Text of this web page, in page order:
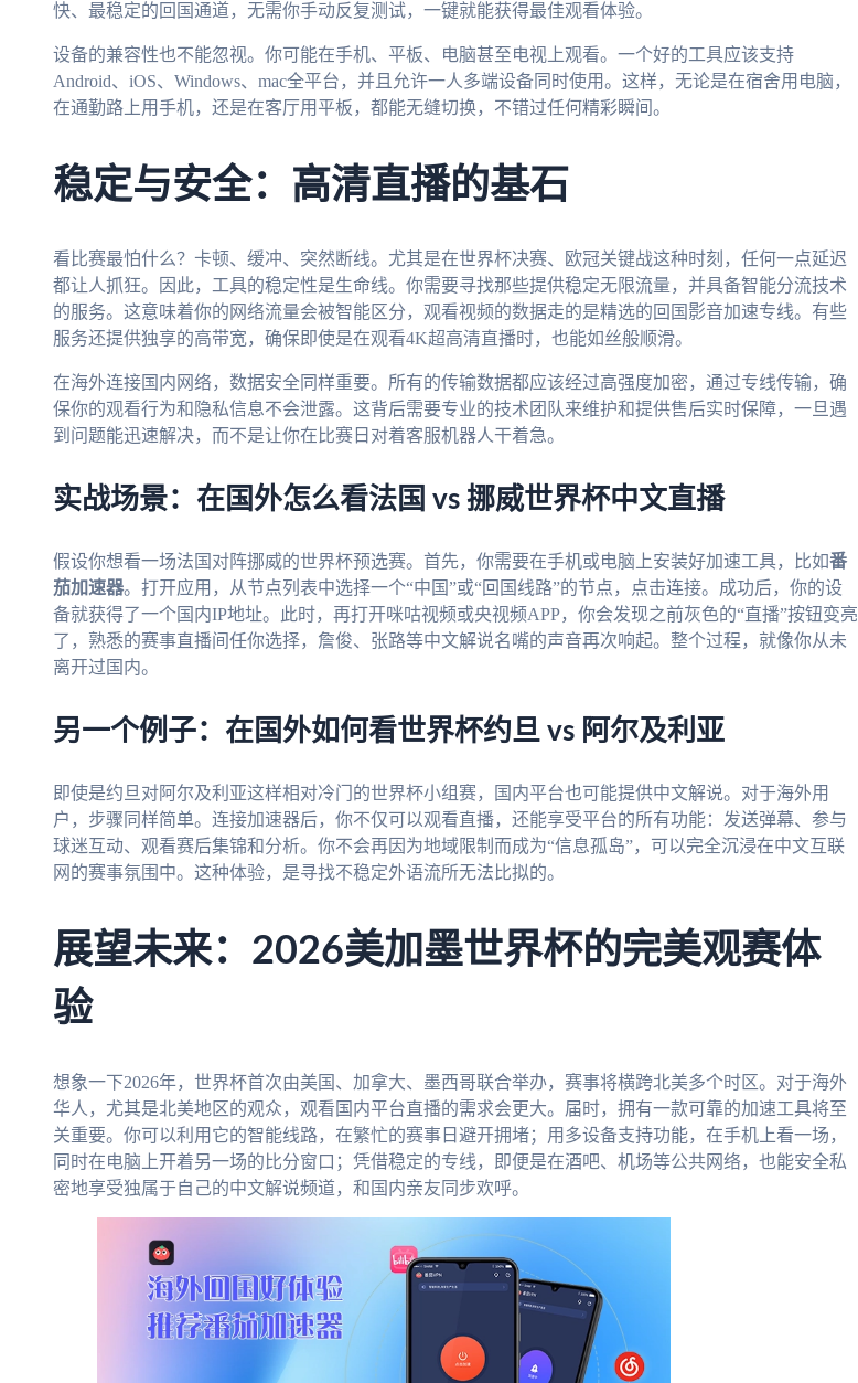
快、最稳定的回国通道，无需你手动反复测试，一键就能获得最佳观看体验。
设备的兼容性也不能忽视。你可能在手机、平板、电脑甚至电视上观看。一个好的工具应该支持
Android、iOS、Windows、mac全平台，并且允许一人多端设备同时使用。这样，无论是在宿舍用电脑，
在通勤路上用手机，还是在客厅用平板，都能无缝切换，不错过任何精彩瞬间。
稳定与安全：高清直播的基石
看比赛最怕什么？卡顿、缓冲、突然断线。尤其是在世界杯决赛、欧冠关键战这种时刻，任何一点延迟
都让人抓狂。因此，工具的稳定性是生命线。你需要寻找那些提供稳定无限流量，并具备智能分流技术
的服务。这意味着你的网络流量会被智能区分，观看视频的数据走的是精选的回国影音加速专线。有些
服务还提供独享的高带宽，确保即使是在观看4K超高清直播时，也能如丝般顺滑。
在海外连接国内网络，数据安全同样重要。所有的传输数据都应该经过高强度加密，通过专线传输，确
保你的观看行为和隐私信息不会泄露。这背后需要专业的技术团队来维护和提供售后实时保障，一旦遇
到问题能迅速解决，而不是让你在比赛日对着客服机器人干着急。
实战场景：在国外怎么看法国 vs 挪威世界杯中文直播
假设你想看一场法国对阵挪威的世界杯预选赛。首先，你需要在手机或电脑上安装好加速工具，比如番
茄加速器。打开应用，从节点列表中选择一个“中国”或“回国线路”的节点，点击连接。成功后，你的设
备就获得了一个国内IP地址。此时，再打开咪咕视频或央视频APP，你会发现之前灰色的“直播”按钮变亮
了，熟悉的赛事直播间任你选择，詹俊、张路等中文解说名嘴的声音再次响起。整个过程，就像你从未
离开过国内。
另一个例子：在国外如何看世界杯约旦 vs 阿尔及利亚
即使是约旦对阿尔及利亚这样相对冷门的世界杯小组赛，国内平台也可能提供中文解说。对于海外用
户，步骤同样简单。连接加速器后，你不仅可以观看直播，还能享受平台的所有功能：发送弹幕、参与
球迷互动、观看赛后集锦和分析。你不会再因为地域限制而成为“信息孤岛”，可以完全沉浸在中文互联
网的赛事氛围中。这种体验，是寻找不稳定外语流所无法比拟的。
展望未来：2026美加墨世界杯的完美观赛体
验
想象一下2026年，世界杯首次由美国、加拿大、墨西哥联合举办，赛事将横跨北美多个时区。对于海外
华人，尤其是北美地区的观众，观看国内平台直播的需求会更大。届时，拥有一款可靠的加速工具将至
关重要。你可以利用它的智能线路，在繁忙的赛事日避开拥堵；用多设备支持功能，在手机上看一场，
同时在电脑上开着另一场的比分窗口；凭借稳定的专线，即便是在酒吧、机场等公共网络，也能安全私
密地享受独属于自己的中文解说频道，和国内亲友同步欢呼。